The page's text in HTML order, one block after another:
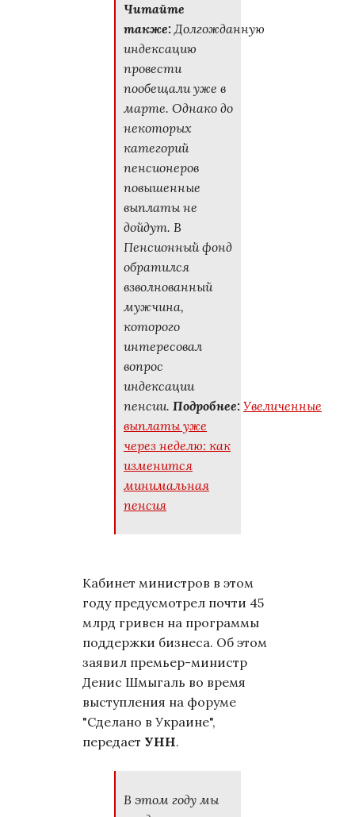
Читайте
также:Долгожданную
индексацию
провести
пообещали уже в
марте. Однако до
некоторых
категорий
пенсионеров
повышенные
выплаты не
дойдут. В
Пенсионный фонд
обратился
взволнованный
мужчина,
которого
интересовал
вопрос
индексации
пенсии. Подробнее: Увеличенные
выплаты уже
через неделю: как
изменится
минимальная
пенсия
Кабинет министров в этом
году предусмотрел почти 45
млрд гривен на программы
поддержки бизнеса. Об этом
заявил премьер-министр
Денис Шмыгаль во время
выступления на форуме
"Сделано в Украине",
передает УНН.
В этом году мы